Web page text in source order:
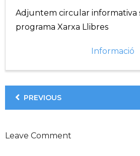
Adjuntem circular informativa
programa Xarxa Llibres
Informació
PREVIOUS
Leave Comment